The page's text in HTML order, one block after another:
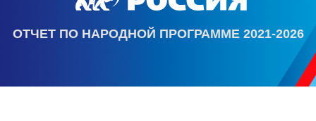
ОТЧЕТ ПО НАРОДНОЙ ПРОГРАММЕ 2021-2026